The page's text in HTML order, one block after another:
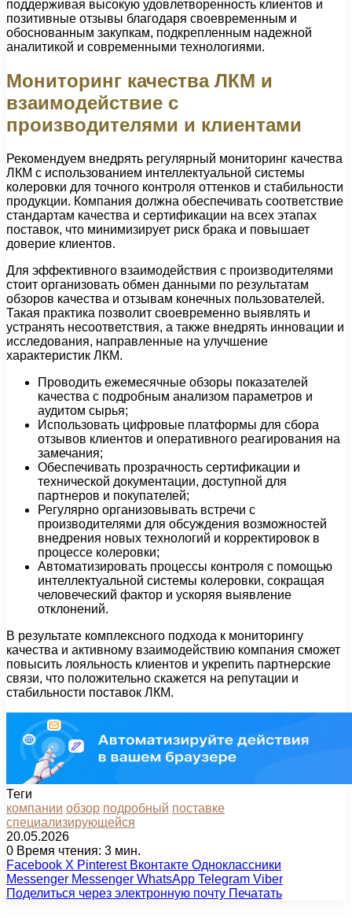
поддерживая высокую удовлетворенность клиентов и
позитивные отзывы благодаря своевременным и
обоснованным закупкам, подкрепленным надежной
аналитикой и современными технологиями.
Мониторинг качества ЛКМ и
взаимодействие с
производителями и клиентами
Рекомендуем внедрять регулярный мониторинг качества
ЛКМ с использованием интеллектуальной системы
колеровки для точного контроля оттенков и стабильности
продукции. Компания должна обеспечивать соответствие
стандартам качества и сертификации на всех этапах
поставок, что минимизирует риск брака и повышает
доверие клиентов.
Для эффективного взаимодействия с производителями
стоит организовать обмен данными по результатам
обзоров качества и отзывам конечных пользователей.
Такая практика позволит своевременно выявлять и
устранять несоответствия, а также внедрять инновации и
исследования, направленные на улучшение
характеристик ЛКМ.
Проводить ежемесячные обзоры показателей
качества с подробным анализом параметров и
аудитом сырья;
Использовать цифровые платформы для сбора
отзывов клиентов и оперативного реагирования на
замечания;
Обеспечивать прозрачность сертификации и
технической документации, доступной для
партнеров и покупателей;
Регулярно организовывать встречи с
производителями для обсуждения возможностей
внедрения новых технологий и корректировок в
процессе колеровки;
Автоматизировать процессы контроля с помощью
интеллектуальной системы колеровки, сокращая
человеческий фактор и ускоряя выявление
отклонений.
В результате комплексного подхода к мониторингу
качества и активному взаимодействию компания сможет
повысить лояльность клиентов и укрепить партнерские
связи, что положительно скажется на репутации и
стабильности поставок ЛКМ.
Теги
компании обзор подробный поставке
специализирующейся
20.05.2026
0 Время чтения: 3 мин.
Facebook X Pinterest Вконтакте Одноклассники
Messenger Messenger WhatsApp Telegram Viber
Поделиться через электронную почту Печатать